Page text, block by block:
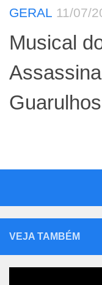
GERAL 11/07/
Musical
Guarulhos
VEJA TAMBÉM